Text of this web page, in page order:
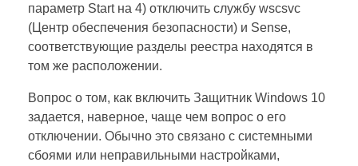
параметр Start на 4) отключить службу wscsvc
(Центр обеспечения безопасности) и Sense,
соответствующие разделы реестра находятся в
том же расположении.
Вопрос о том, как включить Защитник Windows 10
задается, наверное, чаще чем вопрос о его
отключении. Обычно это связано с системными
сбоями или неправильными настройками,